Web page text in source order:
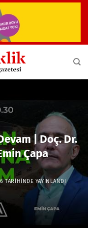
| Doç. Dr.
Çapa
TARIHINDE YAYINLANDI